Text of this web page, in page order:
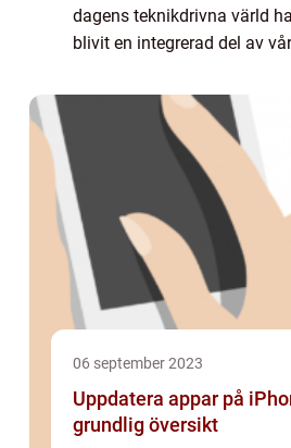
dagens teknikdrivna värld
blivit en integrerad del av
finns det en rikedom av
06 september 2023
Uppdatera appar på
grundlig översikt